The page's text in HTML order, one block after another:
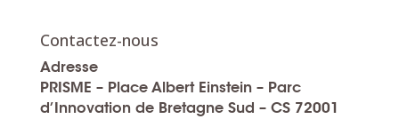
Contactez-nous
Adresse
PRISME – Place Albert Einstein – Parc
d’Innovation de Bretagne Sud – CS 72001